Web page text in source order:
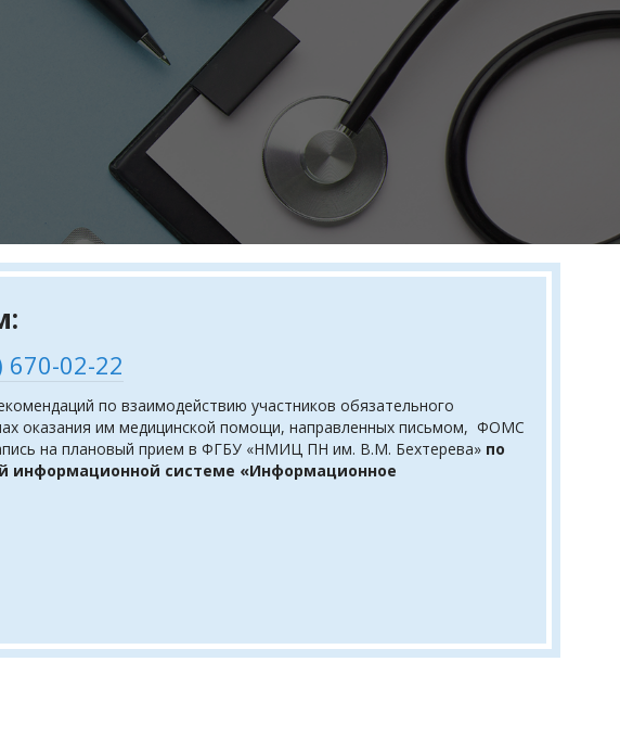
670-02-22
по взаимодействию участников обязательного
оказания им медицинской помощи, направленных письмом, ФОМС
на плановый прием в ФГБУ «НМИЦ ПН им. В.М. Бехтерева» по
информационной системе «Информационное